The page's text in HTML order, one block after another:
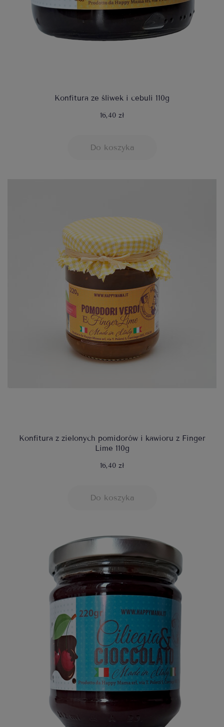
Konfitura ze śliwek i cebuli 110g
16,40 zł
Do koszyka
Konfitura z zielonych pomidorów i kawioru z Finger
Lime 110g
16,40 zł
Do koszyka